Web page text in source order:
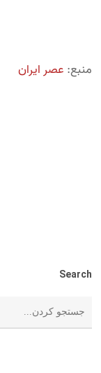
منبع: عصر ایران
Search